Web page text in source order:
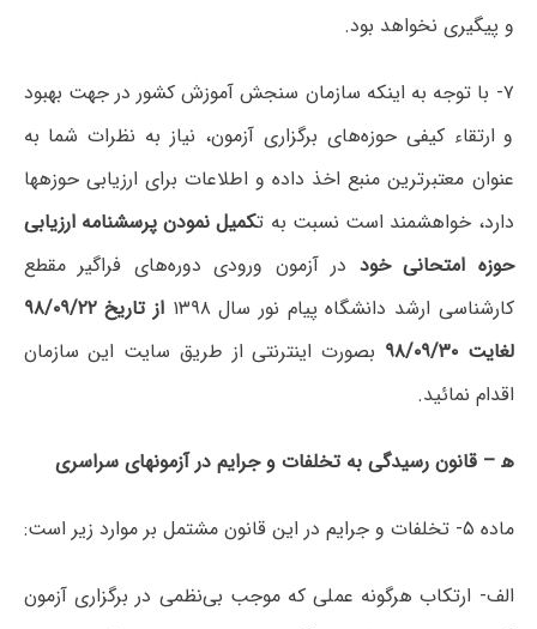
و پیگیری نخواهد بود.
۷- با توجه به اینکه سازمان سنجش آموزش کشور در جهت بهبود
و ارتقاء کیفی حوزه‌های برگزاری آزمون، نیاز به نظرات شما به
عنوان معتبرترین منبع اخذ داده و اطلاعات برای ارزیابی حوزه­ها
دارد، خواهشمند است نسبت به تکمیل نمودن پرسشنامه ارزیابی
حوزه امتحانی خود در آزمون ورودی دوره‌های فراگیر مقطع
کارشناسی ارشد دانشگاه پیام ­نور سال ۱۳۹۸
از تاریخ ۹۸/۰۹/۲۲
لغایت ۹۸/۰۹/۳۰
بصورت اینترنتی از طریق سایت این سازمان
اقدام نمائید.
ه‍ – قانون رسیدگی به تخلفات و جرایم در آزمونهای سراسری
ماده ۵- تخلفات و جرایم در این قانون مشتمل بر موارد زیر است:
الف- ارتکاب هرگونه عملی که موجب بی‌نظمی در برگزاری آزمون